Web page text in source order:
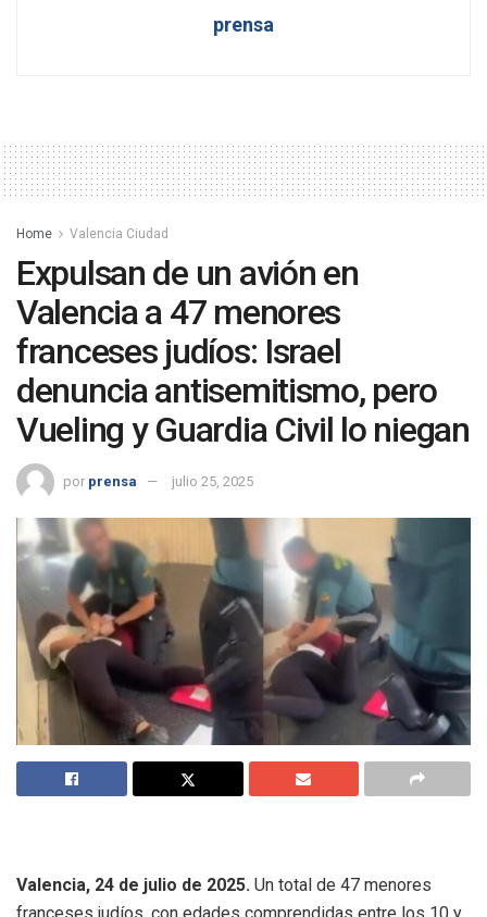
prensa
Home Valencia Ciudad
Expulsan de un avión en
Valencia a 47 menores
franceses judíos: Israel
denuncia antisemitismo, pero
Vueling y Guardia Civil lo niegan
por prensa julio 25, 2025
Valencia, 24 de julio de 2025. Un total de 47 menores